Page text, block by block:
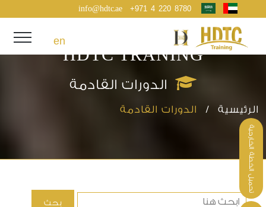
+971 4 220 8780
info@hdtc.ae
en
HDTC TRANING
الدورات القادمة
الرئيسية / الدورات القادمة
تحميل الخطة الخارجية